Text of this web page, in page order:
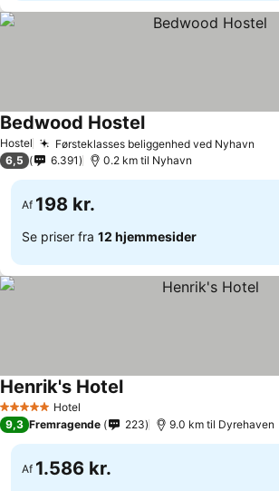
Hostel Førsteklasses beliggenhed ved Nyhavn
Bedwood HostelSe priser
6,5 6.391 0.2 km til Nyhavn
Af 198 kr.
Se priser fra 12 hjemmesider
5 Stjerner Hotel
Henrik's HotelSe priser
9,3 Fremragende 223 9.0 km til Dyrehaven
Af 1.586 kr.